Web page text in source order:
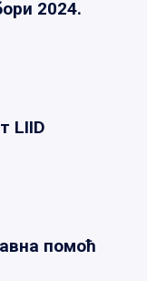
2024.
LIID
помоћ